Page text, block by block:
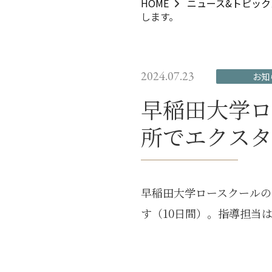
HOME ニュース&トピッ
します。
2024.07.23 お
早稲田大学
所でエクス
早稲田大学ロースクール
す（10日間）。指導担当は